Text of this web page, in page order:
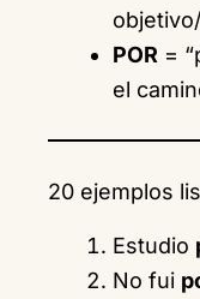
POR =
el
20 ejemplos
Estudio
No fui